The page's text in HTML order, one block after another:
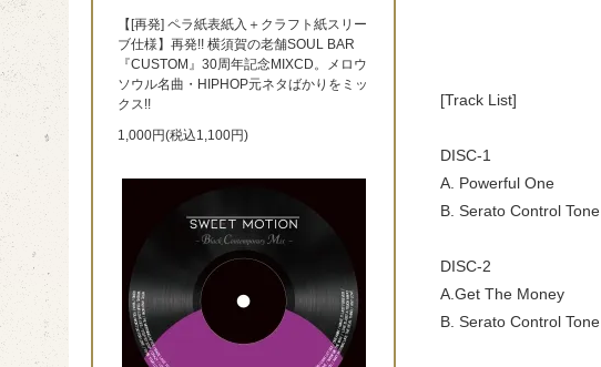
[Track List]
DISC-1
A. Powerful One
B. Serato Control Tone
DISC-2
A.Get The Money
B. Serato Control Tone
【[再発] ペラ紙表紙入＋クラフト紙スリー
ブ仕様】再発!! 横須賀の老舗SOUL BAR
『CUSTOM』30周年記念MIXCD。メロウ
ソウル名曲・HIPHOP元ネタばかりをミッ
クス!!
1,000円(税込1,100円)